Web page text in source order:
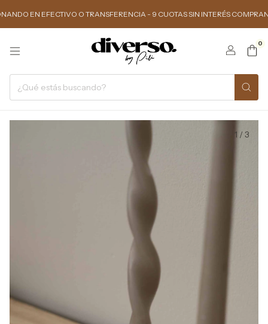
EFECTIVO O TRANSFERENCIA - 9 CUOTAS SIN INTERÉS COMPRANDO
0
1 / 3